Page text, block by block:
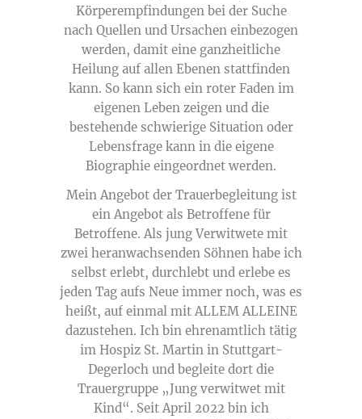
Körperempfindungen bei der Suche
nach Quellen und Ursachen einbezogen
werden, damit eine ganzheitliche
Heilung auf allen Ebenen stattfinden
kann. So kann sich ein roter Faden im
eigenen Leben zeigen und die
bestehende schwierige Situation oder
Lebensfrage kann in die eigene
Biographie eingeordnet werden.
Mein Angebot der Trauerbegleitung ist
ein Angebot als Betroffene für
Betroffene. Als jung Verwitwete mit
zwei heranwachsenden Söhnen habe ich
selbst erlebt, durchlebt und erlebe es
jeden Tag aufs Neue immer noch, was es
heißt, auf einmal mit ALLEM ALLEINE
dazustehen. Ich bin ehrenamtlich tätig
im Hospiz St. Martin in Stuttgart-
Degerloch und begleite dort die
Trauergruppe „Jung verwitwet mit
Kind“. Seit April 2022 bin ich